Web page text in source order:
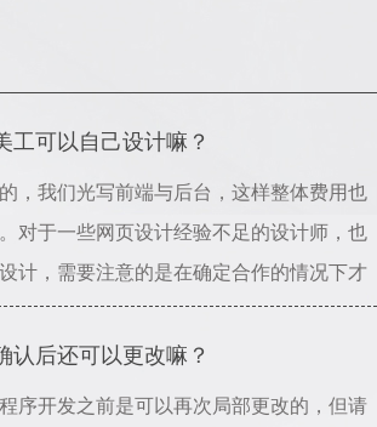
工可以自己设计嘛？
，我们光写前端与后台，这样整体费用也
对于一些网页设计经验不足的设计师，也
计，需要注意的是在确定合作的情况下才
请理解。
认后还可以更改嘛？
序开发之前是可以再次局部更改的，但请